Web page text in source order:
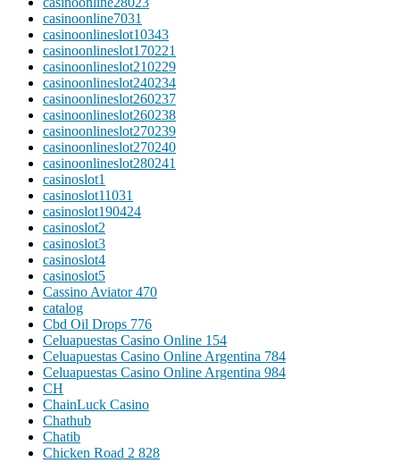
casinoonline7031
casinoonlineslot10343
casinoonlineslot170221
casinoonlineslot210229
casinoonlineslot240234
casinoonlineslot260237
casinoonlineslot260238
casinoonlineslot270239
casinoonlineslot270240
casinoonlineslot280241
casinoslot1
casinoslot11031
casinoslot190424
casinoslot2
casinoslot3
casinoslot4
casinoslot5
Cassino Aviator 470
catalog
Cbd Oil Drops 776
Celuapuestas Casino Online 154
Celuapuestas Casino Online Argentina 784
Celuapuestas Casino Online Argentina 984
CH
ChainLuck Casino
Chathub
Chatib
Chicken Road 2 828